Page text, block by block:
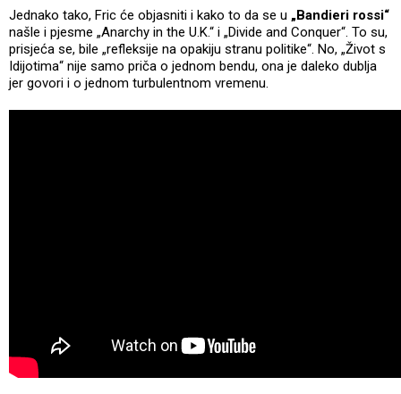
Jednako tako, Fric će objasniti i kako to da se u „Bandieri rossi“
našle i pjesme „Anarchy in the U.K.“ i „Divide and Conquer“. To su,
prisjeća se, bile „refleksije na opakiju stranu politike“. No, „Život s
Idijotima“ nije samo priča o jednom bendu, ona je daleko dublja
jer govori i o jednom turbulentnom vremenu.